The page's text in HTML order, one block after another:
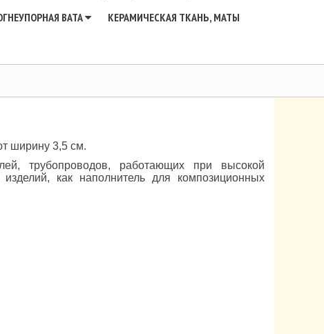
ВАТА
КЕРАМИЧЕСКАЯ ТКАНЬ, МАТЫ
ширину 3,5 см.
трубопроводов, работающих при высокой
как наполнитель для композиционных